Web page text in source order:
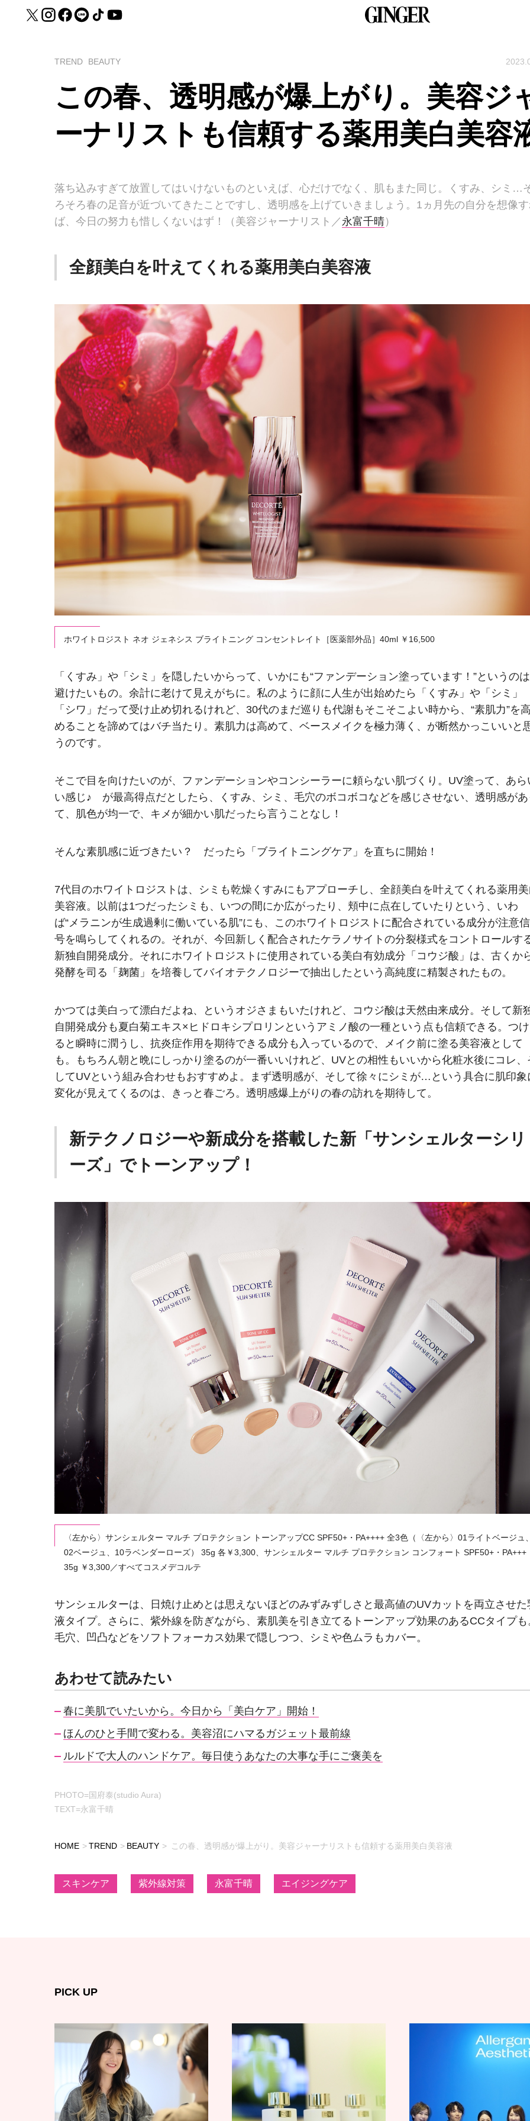
TREND BEAUTY
この春、透明感が爆上がり。美容ジ
ーナリストも信頼する薬用美白美容
落ち込みすぎて放置してはいけないものといえば、心だけでなく、肌もまた同じ。くすみ、シミ…
ろそろ春の足音が近づいてきたことですし、透明感を上げていきましょう。1ヵ月先の自分を想像
ば、今日の努力も惜しくないはず！（美容ジャーナリスト／ 永富千晴）
全顔美白を叶えてくれる薬用美白美容液
ホワイトロジスト ネオ ジェネシス ブライトニング コンセントレイト［医薬部外品］40ml ￥16,500
「くすみ」や「シミ」を隠したいからって、いかにも“ファンデーション塗っています！”というのは
避けたいもの。余計に老けて見えがちに。私のように顔に人生が出始めたら「くすみ」や「シミ」
「シワ」だって受け止め切れるけれど、30代のまだ巡りも代謝もそこそこよい時から、“素肌力”を
めることを諦めてはバチ当たり。素肌力は高めて、ベースメイクを極力薄く、が断然かっこいいと
うのです。
そこで目を向けたいのが、ファンデーションやコンシーラーに頼らない肌づくり。UV塗って、あら
い感じ♪ が最高得点だとしたら、くすみ、シミ、毛穴のボコボコなどを感じさせない、透明感が
て、肌色が均一で、キメが細かい肌だったら言うことなし！
そんな素肌感に近づきたい？ だったら「ブライトニングケア」を直ちに開始！
7代目のホワイトロジストは、シミも乾燥くすみにもアプローチし、全顔美白を叶えてくれる薬用
美容液。以前は1つだったシミも、いつの間にか広がったり、頬中に点在していたりという、いわ
ば“メラニンが生成過剰に働いている肌”にも、このホワイトロジストに配合されている成分が注意信
号を鳴らしてくれるの。それが、今回新しく配合されたケラノサイトの分裂様式をコントロールす
新独自開発成分。それにホワイトロジストに使用されている美白有効成分「コウジ酸」は、古くか
発酵を司る「麹菌」を培養してバイオテクノロジーで抽出したという高純度に精製されたもの。
かつては美白って漂白だよね、というオジさまもいたけれど、コウジ酸は天然由来成分。そして新
自開発成分も夏白菊エキス×ヒドロキシプロリンというアミノ酸の一種という点も信頼できる。つけ
ると瞬時に潤うし、抗炎症作用を期待できる成分も入っているので、メイク前に塗る美容液として
も。もちろん朝と晩にしっかり塗るのが一番いいけれど、UVとの相性もいいから化粧水後にコレ、
してUVという組み合わせもおすすめよ。まず透明感が、そして徐々にシミが…という具合に肌印象
変化が見えてくるのは、きっと春ごろ。透明感爆上がりの春の訪れを期待して。
新テクノロジーや新成分を搭載した新「サンシェルターシリ
ーズ」でトーンアップ！
〈左から〉サンシェルター マルチ プロテクション トーンアップCC SPF50+・PA++++ 全3色（〈左から〉01ライトベージュ
02ベージュ、10ラベンダーローズ） 35g 各￥3,300、サンシェルター マルチ プロテクション コンフォート SPF50+・PA+++
35g ￥3,300／すべてコスメデコルテ
サンシェルターは、日焼け止めとは思えないほどのみずみずしさと最高値のUVカットを両立させた
液タイプ。さらに、紫外線を防ぎながら、素肌美を引き立てるトーンアップ効果のあるCCタイプも
毛穴、凹凸などをソフトフォーカス効果で隠しつつ、シミや色ムラもカバー。
あわせて読みたい
春に美肌でいたいから。今日から「美白ケア」開始！
ほんのひと手間で変わる。美容沼にハマるガジェット最前線
ルルドで大人のハンドケア。毎日使うあなたの大事な手にご褒美を
PHOTO=国府泰(studio Aura)
TEXT=永富千晴
HOME TREND BEAUTY この春、透明感が爆上がり。美容ジャーナリストも信頼する薬用美白美容液
スキンケア 紫外線対策 永富千晴 エイジングケア
PICK UP